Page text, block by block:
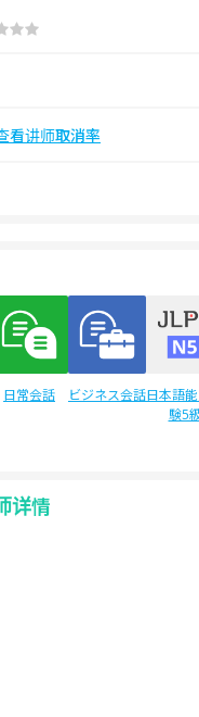
看讲师取消率
日常会話 ビジネス会話日本語
験5
详情